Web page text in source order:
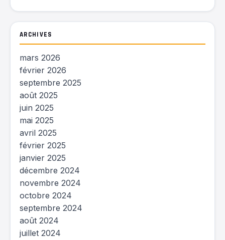
ARCHIVES
mars 2026
février 2026
septembre 2025
août 2025
juin 2025
mai 2025
avril 2025
février 2025
janvier 2025
décembre 2024
novembre 2024
octobre 2024
septembre 2024
août 2024
juillet 2024